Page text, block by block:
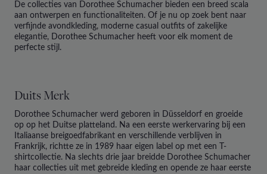
De collecties van Dorothee Schumacher bieden een breed scala
aan ontwerpen en functionaliteiten. Of je nu op zoek bent naar
verfijnde avondkleding, moderne casual outfits of zakelijke
elegantie, Dorothee Schumacher heeft voor elk moment de
perfecte stijl.
Duits Merk
Dorothee Schumacher werd geboren in Düsseldorf en groeide
op op het Duitse platteland. Na een eerste werkervaring bij een
Italiaanse breigoedfabrikant en verschillende verblijven in
Frankrijk, richtte ze in 1989 haar eigen label op met een T-
shirtcollectie. Na slechts drie jaar breidde Dorothee Schumacher
haar collecties uit met gebreide kleding en opende ze haar eerste